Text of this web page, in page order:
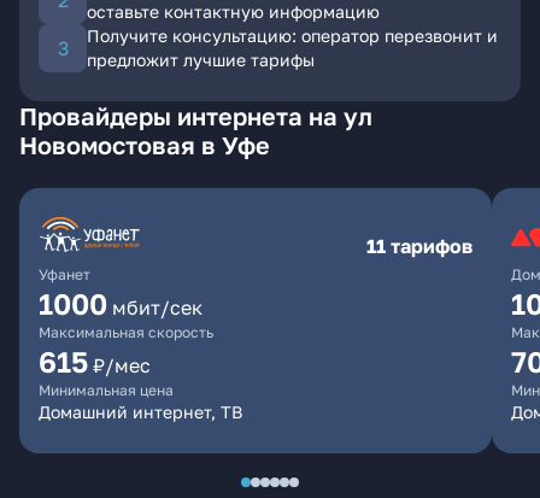
оставьте контактную информацию
Получите консультацию: оператор перезвонит и
предложит лучшие тарифы
Провайдеры интернета на ул
Новомостовая в Уфе
Уфанет
11 тарифов
1000 мбит/сек
Максимальная скорость
615 ₽/мес
Минимальная цена
Домашний интернет, ТВ